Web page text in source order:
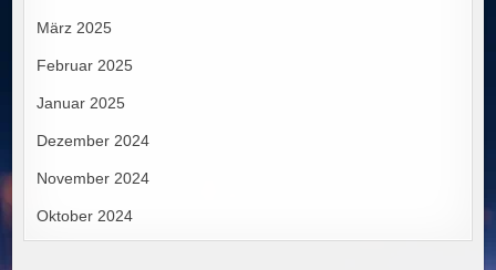
März 2025
Februar 2025
Januar 2025
Dezember 2024
November 2024
Oktober 2024